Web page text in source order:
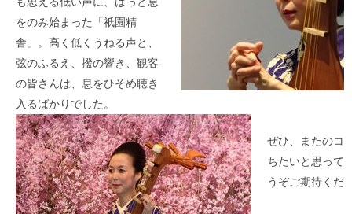
をのみ始まった「祇園精
舎」。高く低くうねる声と、
弦のふるえ、撥の響き、観客
の皆さんは、息をひそめ聴き
入るばかりでした。
ぜひ、またのコ
ちたいと思って
うぞご期待くだ